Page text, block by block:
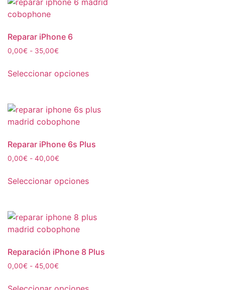
Reparar iPhone 6
0,00€ - 35,00€
Seleccionar opciones
Reparar iPhone 6s Plus
0,00€ - 40,00€
Seleccionar opciones
Reparación iPhone 8 Plus
0,00€ - 45,00€